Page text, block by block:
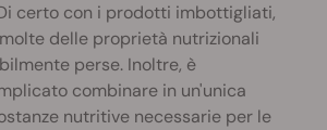
certo con i prodotti imbottigliati,
delle proprietà nutrizionali
perse. Inoltre, è
combinare in un'unica
nutritive necessarie per le